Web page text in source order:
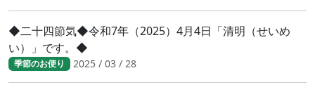
◆二十四節気◆令和7年（2025）4月4日「清明（せいめ
い）」です。◆
季節のお便り 2025 / 03 / 28